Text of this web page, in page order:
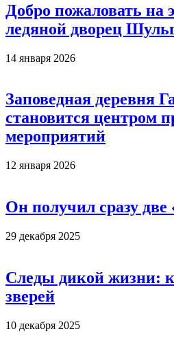
Добро пожаловать на
ледяной дворец
14 января 2026
Заповедная деревня
становится центром
мероприятий
12 января 2026
Он получил сразу две
29 декабря 2025
Следы дикой жизни:
зверей
10 декабря 2025